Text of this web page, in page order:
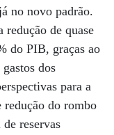
no novo padrão.
de quase
do PIB, graças ao
dos
para a
redução do rombo
reservas